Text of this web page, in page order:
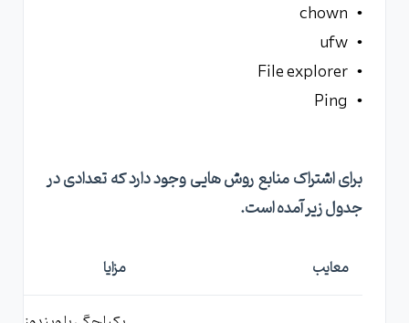
• chown
• ufw
• File explorer
• Ping
برای اشتراک منابع روش هایی وجود دارد که تعدادی در
جدول زیر آمده است.
معایب مزایا